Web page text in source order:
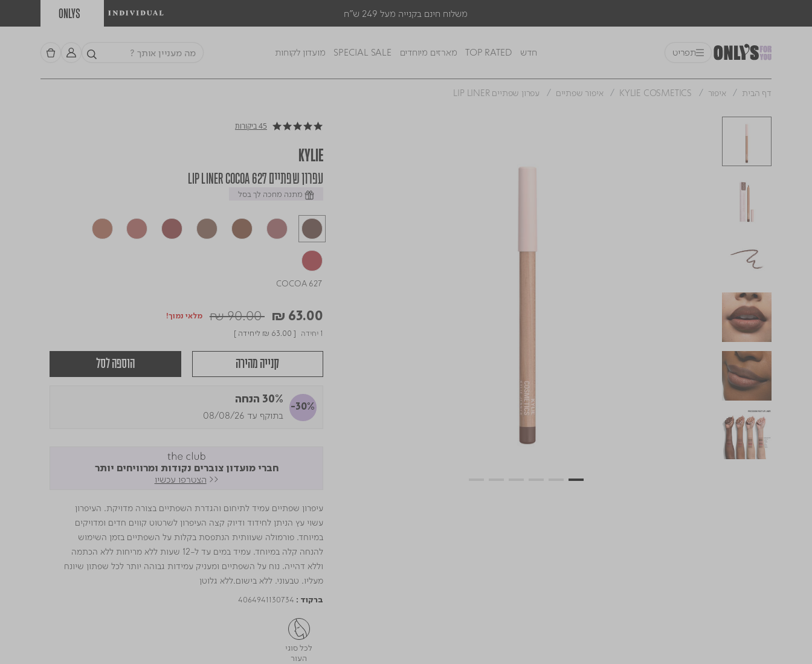
משלוח חינם בקנייה מעל 249 ש"ח ONLYS
תפריט חדש TOP RATED מארזים מיוחדים SPECIAL SALE מועדון לקוחות
דף הבית איפור KYLIE COSMETICS איפור שפתיים עפרון שפתיים LIP LINER
45 ביקורות
KYLIE
עפרון שפתיים LIP LINER COCOA 627
מתנה מחכה לך בסל
COCOA 627
Price reduced from
₪ 90.00 to
₪ 63.00 מלאי נמוך!
1 יחידה [
₪ 63.00 ליחידה ]
קנייה מהירה הוספה לסל
-30%
30% הנחה
בתוקף עד 08/08/26
חברי מועדון צוברים נקודות ומרוויחים יותר
<< הצטרפו עכשיו
עיפרון שפתיים עמיד לתיחום והגדרת השפתיים בצורה מדויקת. העיפרון
עשוי עץ הניתן לחידוד ודיוק קצה העיפרון לשרטוט קווים חדים ומדויקים
במיוחד. פורמולה שעוותית הנתפסת בקלות על השפתיים בזמן השימוש
להנחה קלה במיוחד. עמיד במים עד ל-12 שעות ללא מריחות ללא הכתמה
וללא דהייה. נוח על השפתיים ומעניק עמידות גבוהה יותר לכל שפתון שיונח
מעליו. טבעוני. ללא בישום.ללא גלוטן
ברקוד : 4064941130734
לכל סוגי
העור